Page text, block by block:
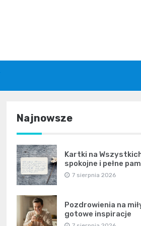
Najnowsze
Kartki na
spokojne i pełne
7 sierpnia 2026
Pozdrowienia na
gotowe inspiracje